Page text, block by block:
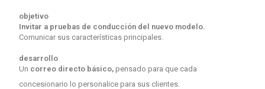
objetivo
Invitar a pruebas de conducción del nuevo modelo.
Comunicar sus características principales.
desarrollo
Un correo directo básico, pensado para que cada
concesionario lo personalice para sus clientes.